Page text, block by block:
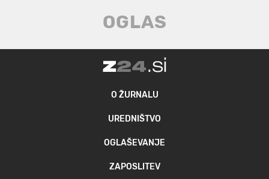
O ŽURNALU
UREDNIŠTVO
OGLAŠEVANJE
ZAPOSLITEV